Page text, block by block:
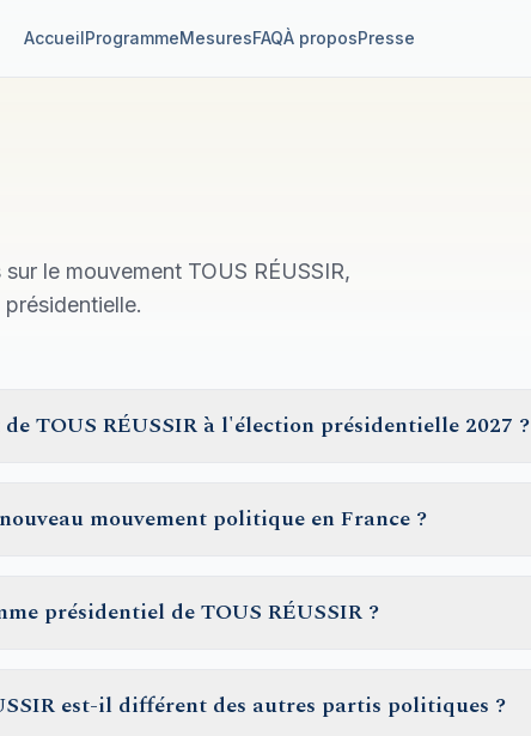
AccueilProgrammeMesuresFAQÀ proposPresse
le mouvement TOUS RÉUSSIR,
TOUS RÉUSSIR à l'élection présidentielle 2027 ?
mouvement politique en France ?
présidentiel de TOUS RÉUSSIR ?
est-il différent des autres partis politiques ?